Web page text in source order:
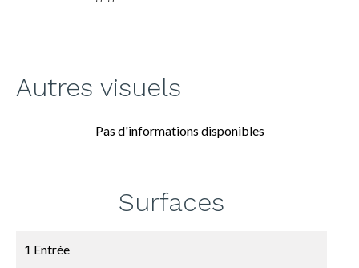
Autres visuels
Pas d'informations disponibles
Surfaces
1 Entrée